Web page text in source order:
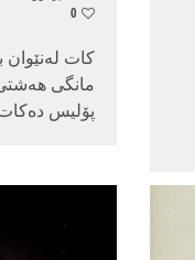
0
کات لەنێوان
پۆلیس